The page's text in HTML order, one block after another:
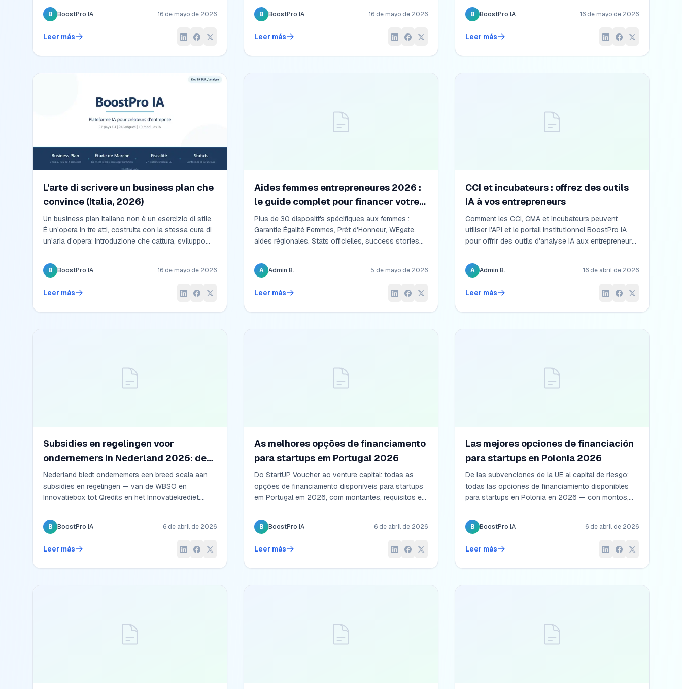
Haftungsbeschränkung. Ein nüchterner Vergleich mit
Steuersätzen, Gründungskosten und Praxisfällen.
B BoostPro IA 16 de mayo de 2026
Leer más
para quien quiere empezar mañana, no dentro de
seis meses.
B BoostPro IA 16 de mayo de 2026
Leer más
Sie einen bankfähigen Plan strukturieren.
B BoostPro IA 16 de mayo de 2026
Leer más
L'arte di scrivere un business plan che
convince (Italia, 2026)
Un business plan italiano non è un esercizio di stile.
È un'opera in tre atti, costruita con la stessa cura di
un'aria d'opera: introduzione che cattura, sviluppo
gli errori da evitare, le fonti che gli istituti italiani
vogliono leggere nel 2026.
B BoostPro IA 16 de mayo de 2026
Leer más
Aides femmes entrepreneures 2026 :
le guide complet pour financer votre
projet
Plus de 30 dispositifs spécifiques aux femmes :
Garantie Égalité Femmes, Prêt d'Honneur, WEgate,
aides régionales. Stats officielles, success stories
Varza), montages par métier (fleuriste, onglerie,
biscuiterie, BTP) et plan d'action en 5 étapes.
A Admin B. 5 de mayo de 2026
Leer más
CCI et incubateurs : offrez des outils
IA à vos entrepreneurs
Comment les CCI, CMA et incubateurs peuvent
utiliser l'API et le portail institutionnel BoostPro IA
pour offrir des outils d'analyse IA aux entrepreneurs
A Admin B. 16 de abril de 2026
Leer más
Subsidies en regelingen voor
ondernemers in Nederland 2026: de
10 belangrijkste
Nederland biedt ondernemers een breed scala aan
subsidies en regelingen — van de WBSO en
Innovatiebox tot Qredits en het Innovatiekrediet.
B BoostPro IA 6 de abril de 2026
Leer más
As melhores opções de financiamento
para startups em Portugal 2026
Do StartUP Voucher ao venture capital: todas as
opções de financiamento disponíveis para startups
em Portugal em 2026, com montantes, requisitos e
B BoostPro IA 6 de abril de 2026
Leer más
Las mejores opciones de financiación
para startups en Polonia 2026
De las subvenciones de la UE al capital de riesgo:
todas las opciones de financiamiento disponibles
para startups en Polonia en 2026 — con montos,
desarrollo.
B BoostPro IA 6 de abril de 2026
Leer más